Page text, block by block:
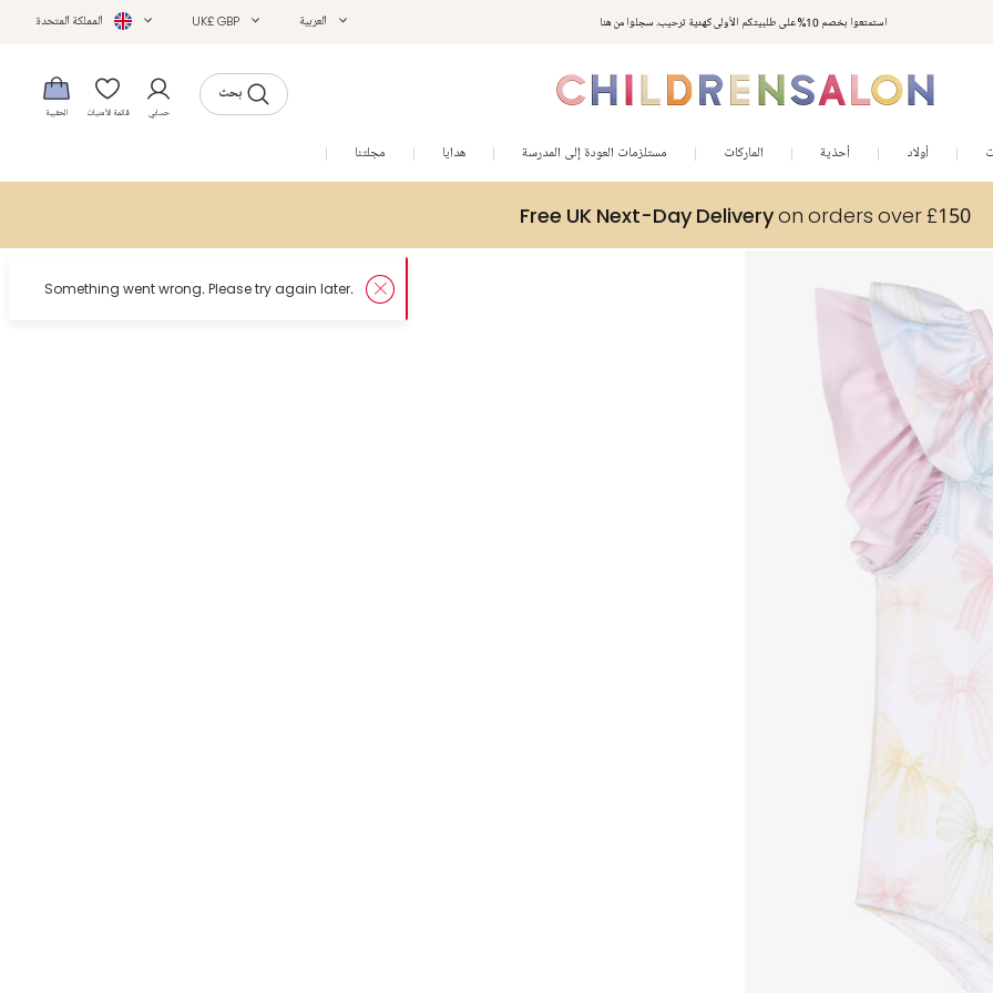
استمتعوا بخصم 10% على طلبيتكم الأولى كهدية ترحيب. سجلوا من هنا العربية UK£ GBP المملكة المتحدة
بحث
حسابي قائمة الأمنيات الحقيبة
أولاد أحذية الماركات مستلزمات العودة إلى المدرسة هدايا مجلتنا
Free UK Next-Day Deliveryon orders over £150